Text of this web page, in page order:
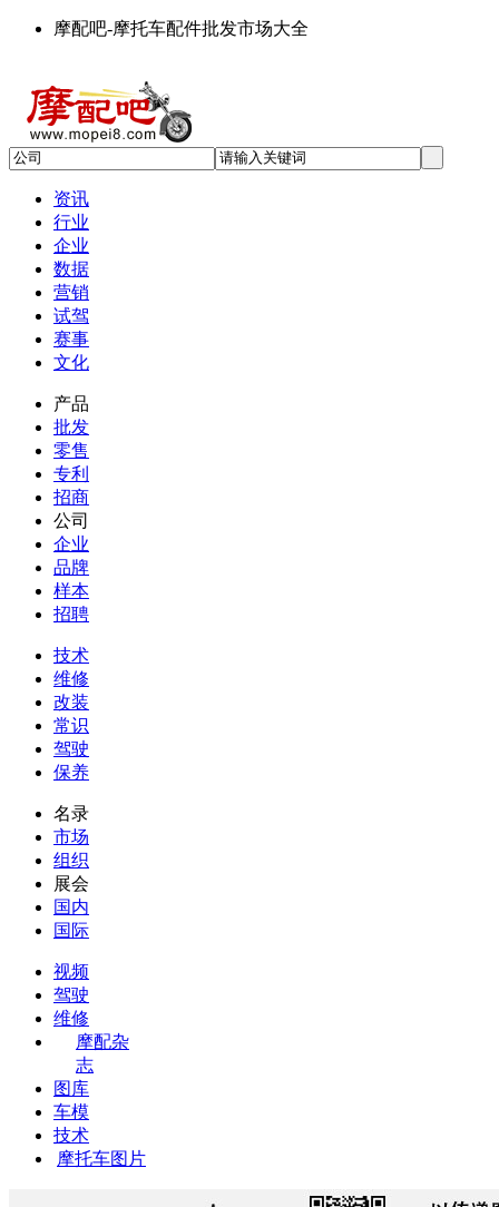
摩配吧-摩托车配件批发市场大全
资讯
行业
企业
数据
营销
试驾
赛事
文化
产品
批发
零售
专利
招商
公司
企业
品牌
样本
招聘
技术
维修
改装
常识
驾驶
保养
名录
市场
组织
展会
国内
国际
视频
驾驶
维修
摩配杂
志
图库
车模
技术
摩托车图片